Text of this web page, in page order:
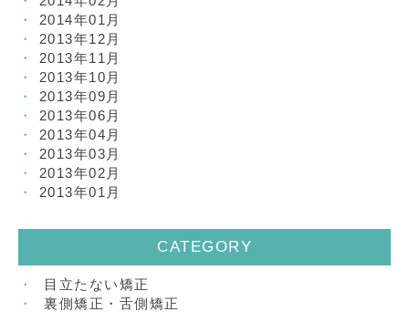
2014年01月
2013年12月
2013年11月
2013年10月
2013年09月
2013年06月
2013年04月
2013年03月
2013年02月
2013年01月
CATEGORY
目立たない矯正
裏側矯正・舌側矯正